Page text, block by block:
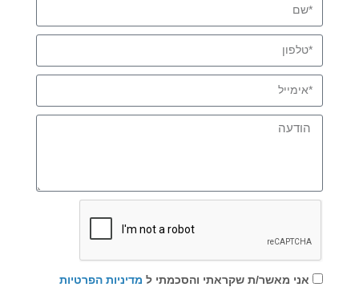
אני מאשר/ת שקראתי והסכמתי ל מדיניות הפרטיות